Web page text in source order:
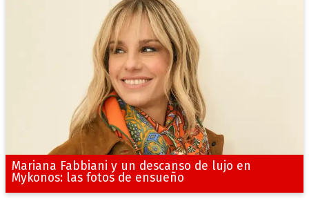
Mariana Fabbiani y un descanso de lujo en
Mykonos: las fotos de ensueño